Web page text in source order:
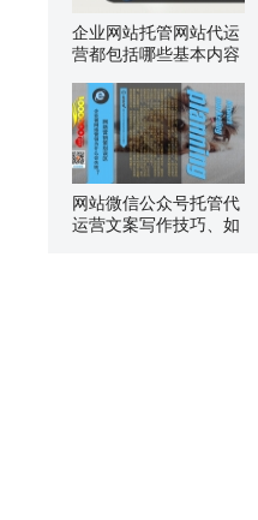
企业网站托管网站代运
营都包括哪些基本内容
网站微信公众号托管代
运营文案写作技巧、如